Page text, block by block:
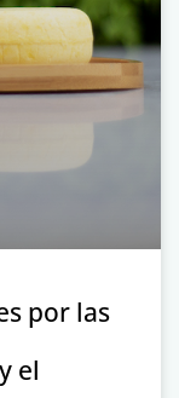
por las
el